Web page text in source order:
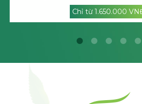
Chỉ từ 1.650.000